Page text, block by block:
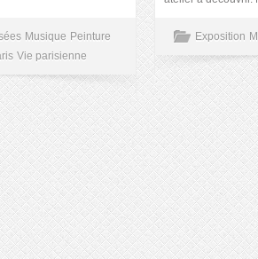
Musique Peinture
Vie parisienne
Exposition